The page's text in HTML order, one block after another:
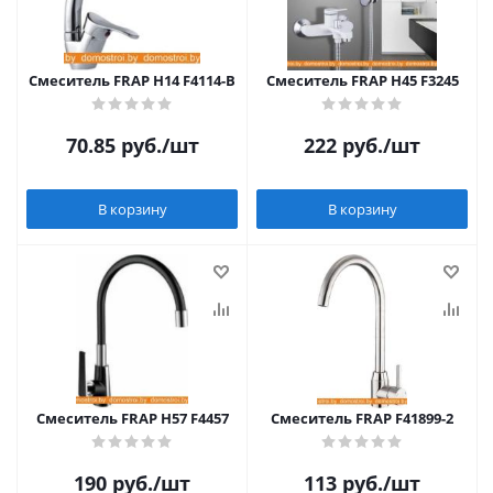
Смеситель FRAP H14 F4114-B
70.85руб./шт
В корзину
Смеситель FRAP H45 F3245
222 руб./шт
В корзину
Смеситель FRAP H57 F4457
190 руб./шт
Смеситель FRAP F41899-2
113 руб./шт